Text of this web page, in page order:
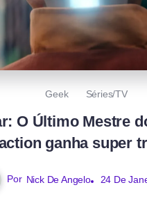
Geek Séries/TV
O Último Mestre
ganha super
Por Nick De Angelo 24 De